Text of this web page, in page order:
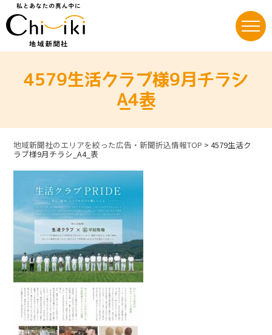
content4579生活クラブ様9月チラシ
_A4_表
地域新聞社のエリアを絞った広告・新聞折込情報TOP >4579生活ク
ラブ様9月チラシ_A4_表